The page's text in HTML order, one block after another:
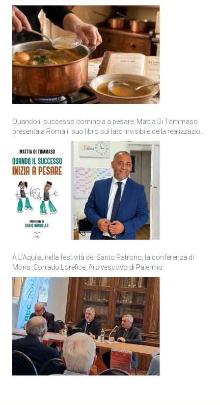
Quando il successo comincia a pesare: Mattia Di Tommaso
presenta a Roma il suo libro sul lato invisibile della realizzazione
A L’Aquila, nella festività del Santo Patrono, la conferenza di
Mons. Corrado Lorefice, Arcivescovo di Palermo